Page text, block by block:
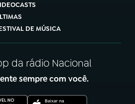
DE MÚSICA
da rádio Nacional
sempre com você.